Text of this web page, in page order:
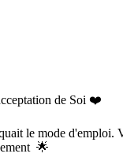
de Soi ❤️
le mode d'emploi.
🌟